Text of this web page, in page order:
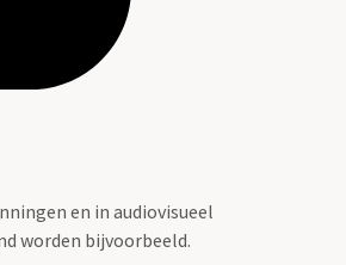
en in audiovisueel
worden bijvoorbeeld.